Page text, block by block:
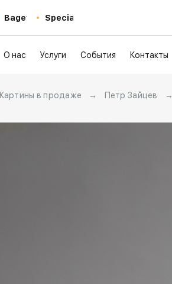
Baget Special
О нас Услуги События Контакты
Картины в продаже → Петр Зайцев →